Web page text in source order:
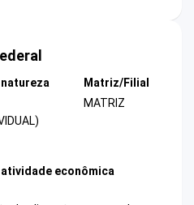
Matriz/Filial
MATRIZ
econômica